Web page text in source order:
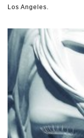
Los Angeles.